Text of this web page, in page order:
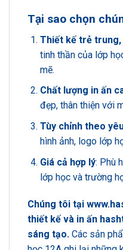
Tại sao chọn
Thiết kế trẻ trung,
tinh thần của lớp
mẽ.
Chất lượng in ấn
đẹp, thân thiện với
Tùy chỉnh theo
hình ảnh, logo lớp
Giá cả hợp lý: Phù
lớp học và trường
Chúng tôi tại
thiết kế và in ấn
sáng tạo. Các sản